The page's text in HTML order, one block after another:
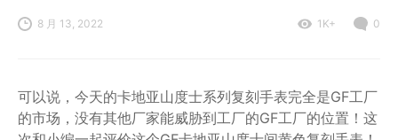
8 月 13, 2022 1K+ 0
可以说，今天的卡地亚山度士系列复刻手表完全是GF工厂
的市场，没有其他厂家能威胁到工厂的GF工厂的位置！这